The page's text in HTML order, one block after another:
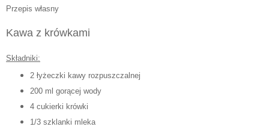
Przepis własny
Kawa z krówkami
Składniki:
2 łyżeczki kawy rozpuszczalnej
200 ml gorącej wody
4 cukierki krówki
1/3 szklanki mleka